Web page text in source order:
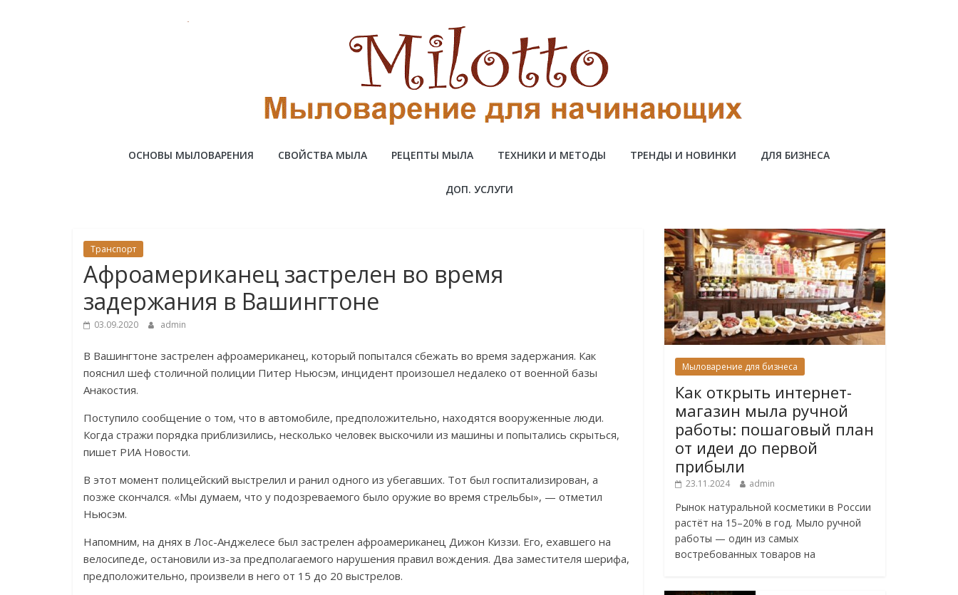
Милотто
ОСНОВЫ МЫЛОВАРЕНИЯ СВОЙСТВА МЫЛА РЕЦЕПТЫ МЫЛА ТЕХНИКИ И МЕТОДЫ ТРЕНДЫ И НОВИНКИ ДЛЯ БИЗНЕСА
ДОП. УСЛУГИ
Транспорт
Афроамериканец застрелен во время
задержания в Вашингтоне
03.09.2020 admin
В Вашингтоне застрелен афроамериканец, который попытался сбежать во время задержания. Как
пояснил шеф столичной полиции Питер Ньюсэм, инцидент произошел недалеко от военной базы
Анакостия.
Поступило сообщение о том, что в автомобиле, предположительно, находятся вооруженные люди.
Когда стражи порядка приблизились, несколько человек выскочили из машины и попытались скрыться,
пишет РИА Новости.
В этот момент полицейский выстрелил и ранил одного из убегавших. Тот был госпитализирован, а
позже скончался. «Мы думаем, что у подозреваемого было оружие во время стрельбы», — отметил
Ньюсэм.
Напомним, на днях в Лос-Анджелесе был застрелен афроамериканец Дижон Киззи. Его, ехавшего на
велосипеде, остановили из-за предполагаемого нарушения правил вождения. Два заместителя шерифа,
предположительно, произвели в него от 15 до 20 выстрелов.
Мыловарение для бизнеса
Как открыть интернет-
магазин мыла ручной
работы: пошаговый план
от идеи до первой
прибыли
23.11.2024 admin
Рынок натуральной косметики в России
растёт на 15–20% в год. Мыло ручной
работы — один из самых
востребованных товаров на